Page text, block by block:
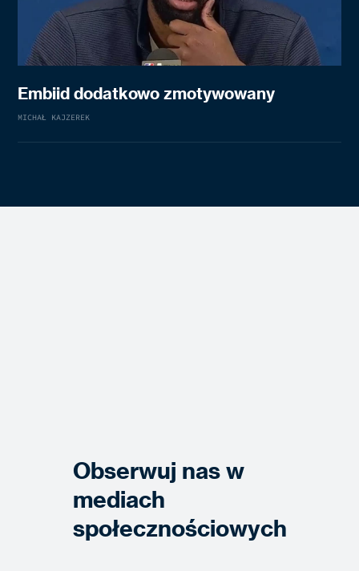
Embiid dodatkowo zmotywowany
MICHAŁ KAJZEREK
Obserwuj nas w
mediach
społecznościowych